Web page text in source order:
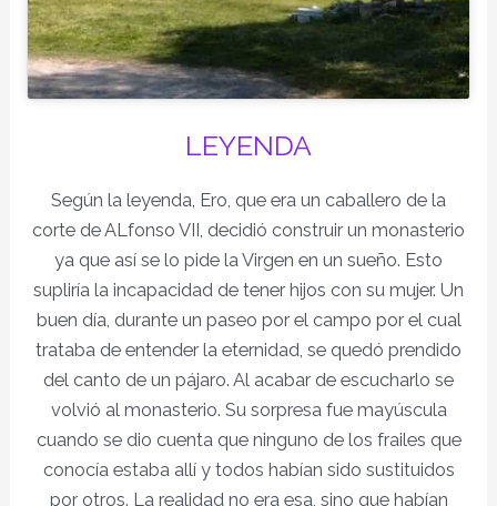
LEYENDA
Según la leyenda, Ero, que era un caballero de la
corte de ALfonso VII, decidió construir un monasterio
ya que así se lo pide la Virgen en un sueño. Esto
supliría la incapacidad de tener hijos con su mujer. Un
buen día, durante un paseo por el campo por el cual
trataba de entender la eternidad, se quedó prendido
del canto de un pájaro. Al acabar de escucharlo se
volvió al monasterio. Su sorpresa fue mayúscula
cuando se dio cuenta que ninguno de los frailes que
conocía estaba allí y todos habían sido sustituidos
por otros. La realidad no era esa, sino que habían